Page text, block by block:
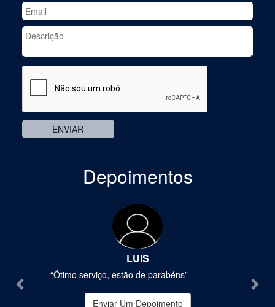
Depoimentos
LUIS
“Ótimo serviço, estão de parabéns”
Enviar Um Depoimento